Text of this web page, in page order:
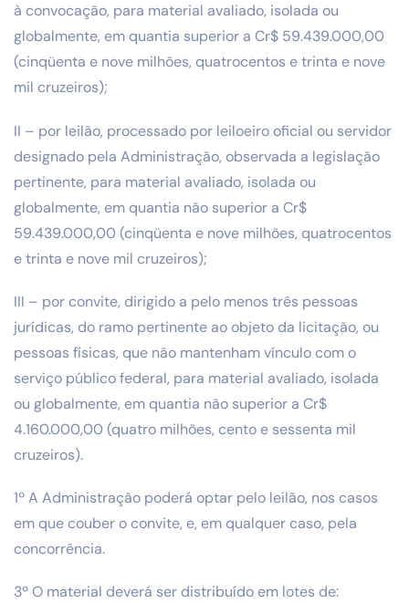
à convocação, para material avaliado, isolada ou
globalmente, em quantia superior a Cr$ 59.439.000,00
(cinqüenta e nove milhões, quatrocentos e trinta e nove
mil cruzeiros);
II – por leilão, processado por leiloeiro oficial ou servidor
designado pela Administração, observada a legislação
pertinente, para material avaliado, isolada ou
globalmente, em quantia não superior a Cr$
59.439.000,00 (cinqüenta e nove milhões, quatrocentos
e trinta e nove mil cruzeiros);
III – por convite, dirigido a pelo menos três pessoas
jurídicas, do ramo pertinente ao objeto da licitação, ou
pessoas físicas, que não mantenham vínculo com o
serviço público federal, para material avaliado, isolada
ou globalmente, em quantia não superior a Cr$
4.160.000,00 (quatro milhões, cento e sessenta mil
cruzeiros).
1º A Administração poderá optar pelo leilão, nos casos
em que couber o convite, e, em qualquer caso, pela
concorrência.
3º O material deverá ser distribuído em lotes de: